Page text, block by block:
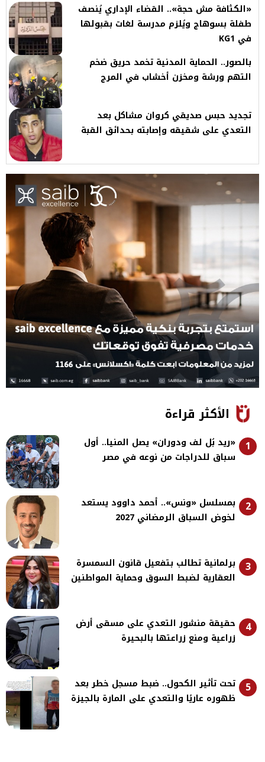
«الكثافة مش حجة».. القضاء الإداري يُنصف
طفلة بسوهاج ويُلزم مدرسة لغات بقبولها
في KG1
بالصور.. الحماية المدنية تخمد حريق ضخم
التهم ورشة ومخزن أخشاب في المرج
تجديد حبس صديقي كروان مشاكل بعد
التعدي على شقيقه وإصابته بحدائق القبة
الأكثر قراءة
1
«ريد بُل لف ودوران» يصل المنيا.. أول
سباق للدراجات من نوعه في مصر
2
بمسلسل «ونس».. أحمد داوود يستعد
لخوض السباق الرمضاني 2027
3
برلمانية تطالب بتفعيل قانون السمسرة
العقارية لضبط السوق وحماية المواطنين
4
حقيقة منشور التعدي على مسقى أرض
زراعية ومنع زراعتها بالبحيرة
5
تحت تأثير الكحول.. ضبط مسجل خطر بعد
ظهوره عاريًا والتعدي على المارة بالجيزة